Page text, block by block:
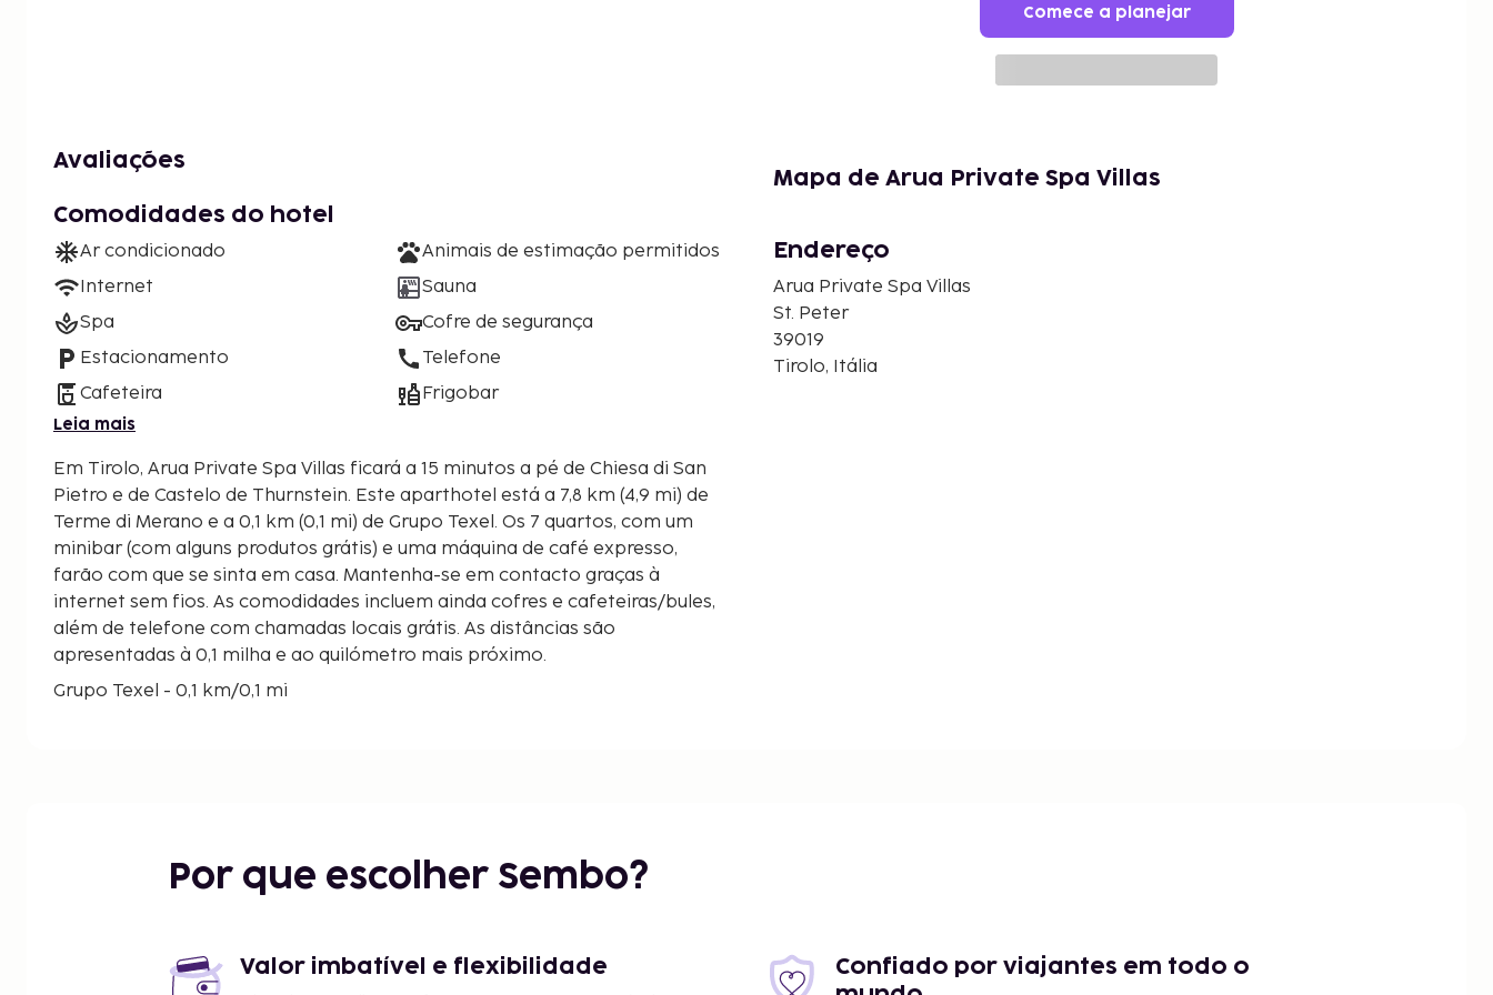
Comece a planejar
Avaliações
Comodidades do hotel
Ar condicionado
Internet
Spa
Estacionamento
Cafeteira
Animais de estimação permitidos
Sauna
Cofre de segurança
Telefone
Frigobar
Leia mais
Em Tirolo, Arua Private Spa Villas ficará a 15 minutos a pé de Chiesa di San
Pietro e de Castelo de Thurnstein. Este aparthotel está a 7,8 km (4,9 mi) de
Terme di Merano e a 0,1 km (0,1 mi) de Grupo Texel. Os 7 quartos, com um
minibar (com alguns produtos grátis) e uma máquina de café expresso,
farão com que se sinta em casa. Mantenha-se em contacto graças à
internet sem fios. As comodidades incluem ainda cofres e cafeteiras/bules,
além de telefone com chamadas locais grátis. As distâncias são
apresentadas à 0,1 milha e ao quilómetro mais próximo.
Grupo Texel - 0,1 km/0,1 mi
Chiesa Parrocchiale di San Giuseppe - 3,6 km/2,2 mi
Museo delle Donne - 4,3 km/2,7 mi
Castello Principesco - 4,3 km/2,7 mi
Mapa de Arua Private Spa Villas
Endereço
Arua Private Spa Villas
St. Peter
39019
Tirolo, Itália
Por que escolher Sembo?
Valor imbatível e flexibilidade
Confiado por viajantes em todo o